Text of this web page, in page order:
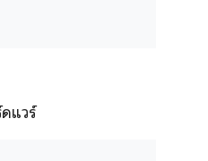
แวร์